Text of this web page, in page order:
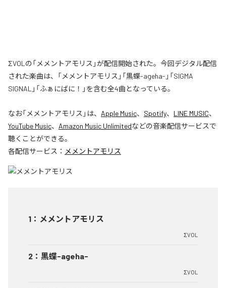
ΣVOLの「メメントアモリス」が配信開始された。今回デジタル配信
された楽曲は、「メメントアモリス」「黒蝶-ageha-」「SIGMA
SIGNAL」「ふぁにばに！」を含む全4曲となっている。
なお「メメントアモリス 」は、 Apple Music、 Spotify、 LINE MUSIC、
YouTube Music、 Amazon Music Unlimitedなどの音楽配信サービスで
聴くことができる。
各配信サービス： メメントアモリス
1 ： メメントアモリス
ΣVOL
2 ： 黒蝶-ageha-
ΣVOL